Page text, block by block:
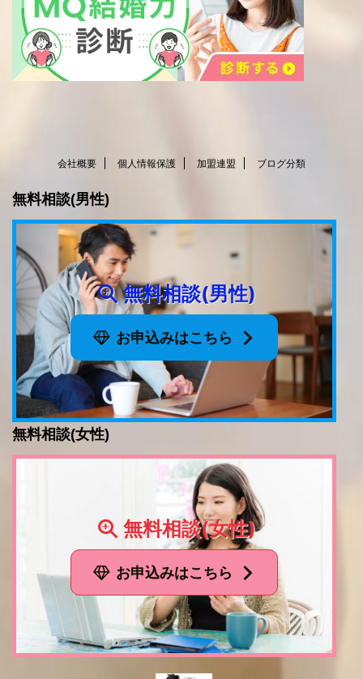
会社概要 個人情報保護 加盟連盟 ブログ分類
無料相談(男性)
無料相談(男性)
お申込みはこちら
無料相談(女性)
無料相談(女性)
お申込みはこちら